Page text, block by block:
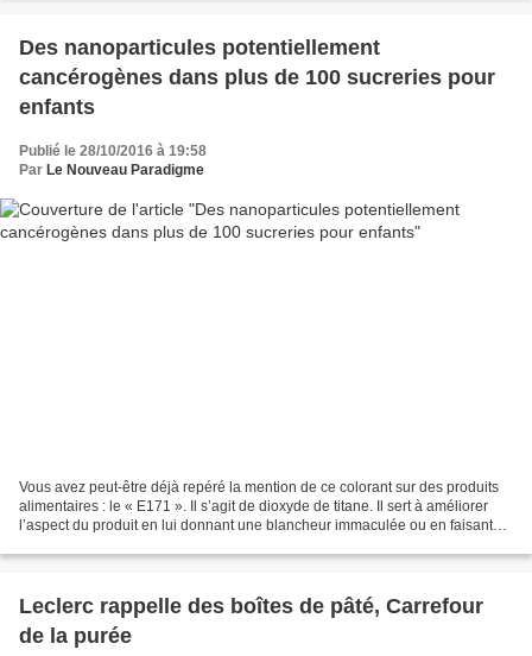
Des nanoparticules potentiellement
cancérogènes dans plus de 100 sucreries pour
enfants
Publié le 28/10/2016 à 19:58
Par Le Nouveau Paradigme
Vous avez peut-être déjà repéré la mention de ce colorant sur des produits
alimentaires : le « E171 ». Il s’agit de dioxyde de titane. Il sert à améliorer
l’aspect du produit en lui donnant une blancheur immaculée ou en faisant
Leclerc rappelle des boîtes de pâté, Carrefour
de la purée